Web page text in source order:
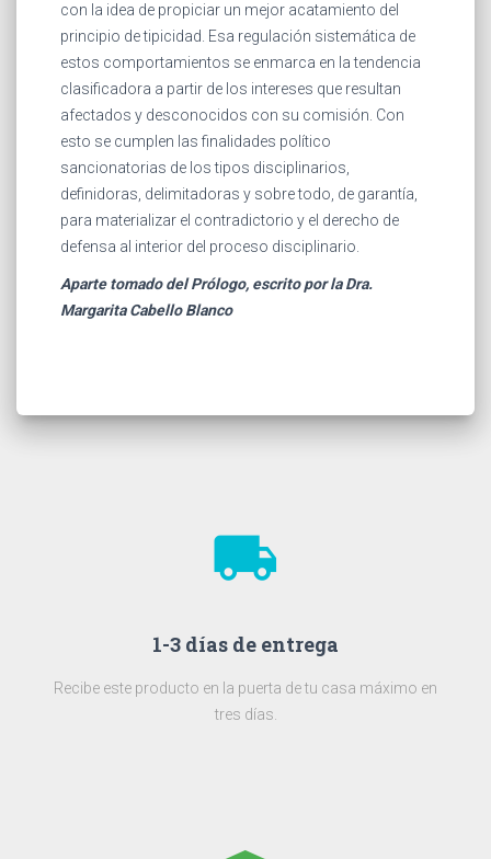
con la idea de propiciar un mejor acatamiento del
principio de tipicidad. Esa regulación sistemática de
estos comportamientos se enmarca en la tendencia
clasificadora a partir de los intereses que resultan
afectados y desconocidos con su comisión. Con
esto se cumplen las finalidades político
sancionatorias de los tipos disciplinarios,
definidoras, delimitadoras y sobre todo, de garantía,
para materializar el contradictorio y el derecho de
defensa al interior del proceso disciplinario.
Aparte tomado del Prólogo, escrito por la Dra.
Margarita Cabello Blanco
local_shipping
1-3 días de entrega
Recibe este producto en la puerta de tu casa máximo en
tres días.